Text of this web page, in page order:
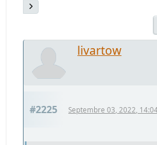
livartow
#2225 Septembre 03, 2022,